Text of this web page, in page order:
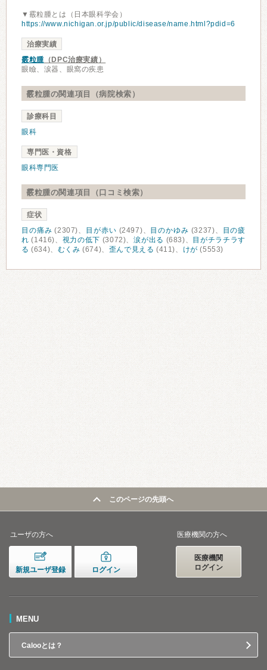
▼霰粒腫とは（日本眼科学会）
https://www.nichigan.or.jp/public/disease/name.html?pdid=6
治療実績
霰粒腫（DPC治療実績）
眼瞼、涙器、眼窩の疾患
霰粒腫の関連項目（病院検索）
診療科目
眼科
専門医・資格
眼科専門医
霰粒腫の関連項目（口コミ検索）
症状
目の痛み (2307)、 目が赤い (2497)、 目のかゆみ (3237)、
目の疲
れ (1416)、 視力の低下 (3072)、涙が出る (683)、
目がチラチラす
る (634)、 むくみ (674)、 歪んで見える (411)、 けが (5553)
このページの先頭へ
ユーザの方へ
新規ユーザ登録 ログイン
医療機関の方へ
医療機関
ログイン
MENU
Calooとは？